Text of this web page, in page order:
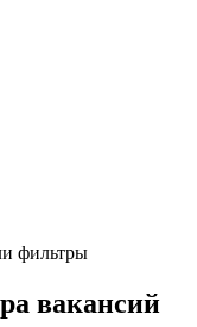
фильтры
вакансий